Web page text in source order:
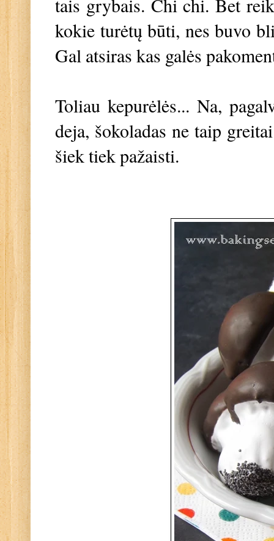
tais grybais. Chi chi. Bet
kokie turėtų būti, nes buvo
Gal atsiras kas galės
Toliau kepurėlės... Na,
deja, šokoladas ne taip
šiek tiek pažaisti.